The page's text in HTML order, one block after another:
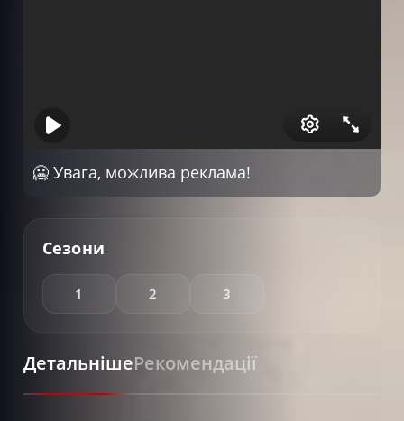
🥶 Увага, можлива реклама!
Сезони
1 2 3
ДетальнішеРекомендації